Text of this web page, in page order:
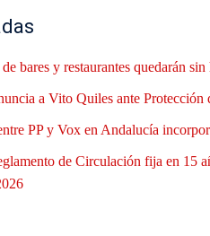
bares y restaurantes quedarán
a Vito Quiles ante Protección
PP y Vox en Andalucía
de Circulación fija en 15